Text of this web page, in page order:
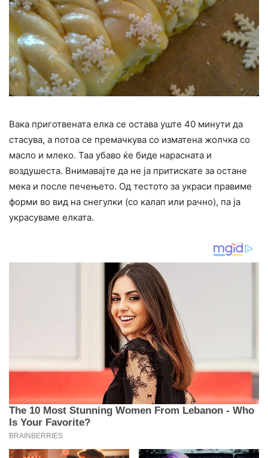
Вака приготвената елка се остава уште 40 минути да
стасува, а потоа се премачкува со изматена жолчка со
масло и млеко. Таа убаво ќе биде нарасната и
воздушеста. Внимавајте да не ја притискате за остане
мека и после печењето. Од тестото за украси правиме
форми во вид на снегулки (со калап или рачно), па ја
украсуваме елката.